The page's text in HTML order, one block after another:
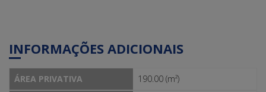
INFORMAÇÕES ADICIONAIS
ÁREA PRIVATIVA
190.00 (m²)